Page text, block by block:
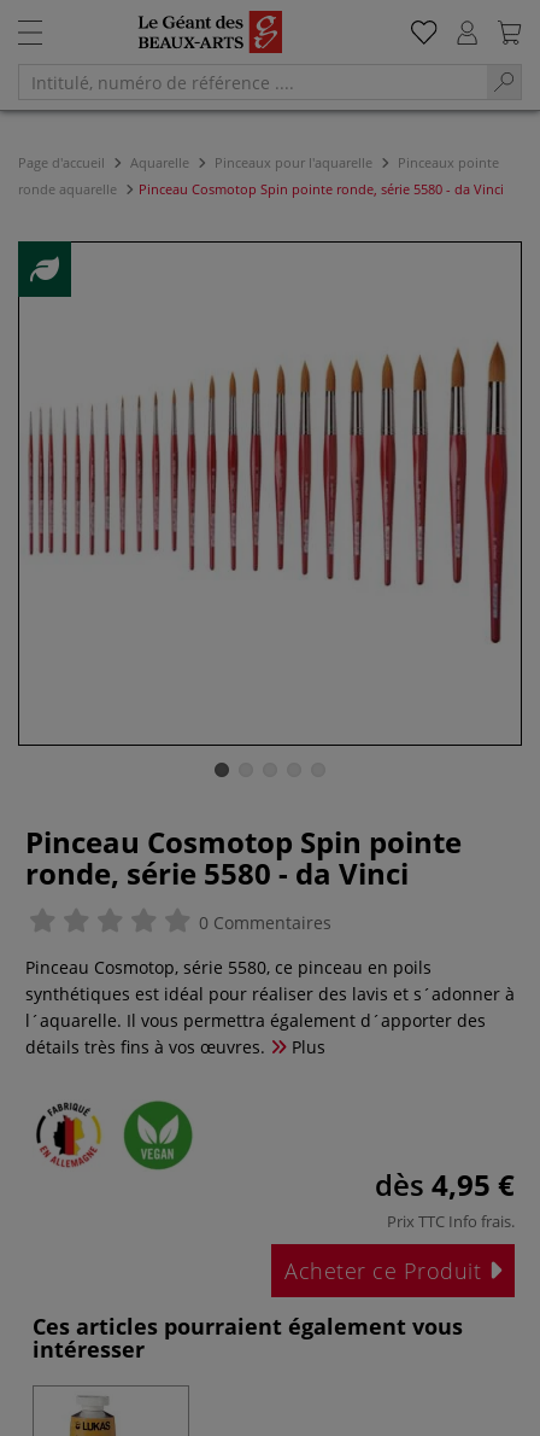
Page d'accueil Aquarelle Pinceaux pour l'aquarelle
Pinceaux pointe
ronde aquarelle
Pinceau Cosmotop Spin pointe ronde, série 5580 - da Vinci
Pinceau Cosmotop Spin pointe
ronde, série 5580 - da Vinci
0 Commentaires
Pinceau Cosmotop, série 5580, ce pinceau en poils
synthétiques est idéal pour réaliser des lavis et s´adonner à
l´aquarelle. Il vous permettra également d´apporter des
détails très fins à vos œuvres.
Plus
dès 4,95 €
Prix TTC Info frais.
Acheter ce Produit
Ces articles pourraient également vous
intéresser